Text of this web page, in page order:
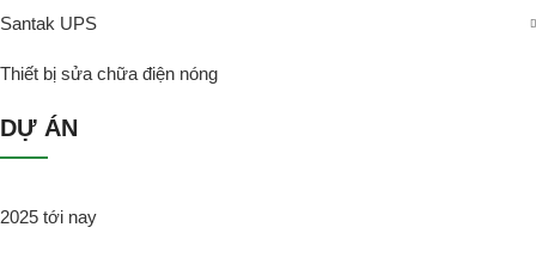
Santak UPS
Thiết bị sửa chữa điện nóng
DỰ ÁN
2025 tới nay